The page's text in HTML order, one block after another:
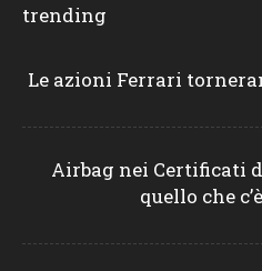
trending
Le azioni Ferrari
Airbag nei Certificati
quello che